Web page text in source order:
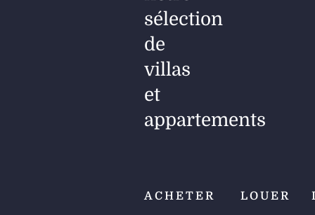
sélection
de
villas
et
appartements
ACHETER LOUER